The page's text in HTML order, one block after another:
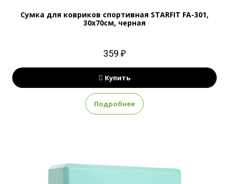
Сумка для ковриков cпортивная STARFIT FA-301,
30x70см, черная
359 ₽
Купить
Подробнее